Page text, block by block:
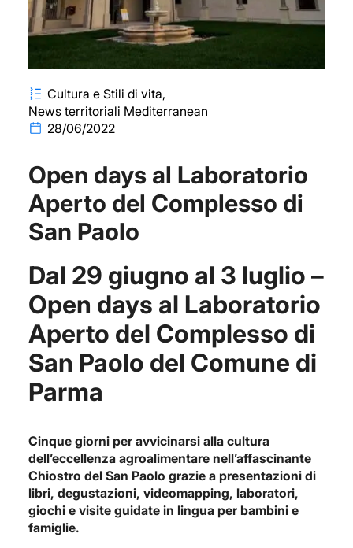
Cultura e Stili di vita
News territoriali Mediterranean
28/06/2022
Open days al Laboratorio
Aperto del Complesso di
San Paolo
Dal 29 giugno al 3 luglio –
Open days al Laboratorio
Aperto del Complesso di
San Paolo del Comune di
Parma
Cinque giorni per avvicinarsi alla cultura
dell’eccellenza agroalimentare nell’affascinante
Chiostro del San Paolo grazie a presentazioni di
libri, degustazioni, videomapping, laboratori,
giochi e visite guidate in lingua per bambini e
famiglie.